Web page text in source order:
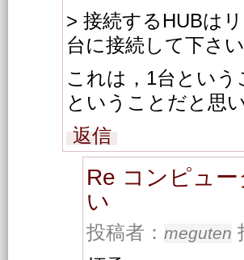
> 接続するHUBは
台に接続して下さい
これは，1台とい
ということだと思
返信
Re コンピュ
い
投稿者： meguten